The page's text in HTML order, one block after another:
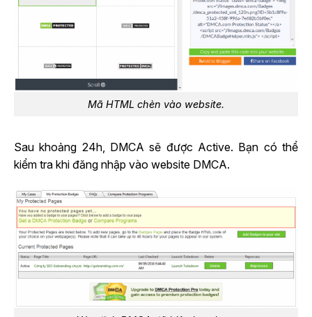
Mã HTML chèn vào website.
Sau khoảng 24h, DMCA sẽ được Active. Bạn có thể
kiểm tra khi đăng nhập vào website DMCA.